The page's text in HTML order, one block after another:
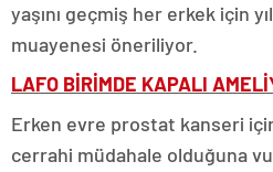
yaşını geçmiş her erkek için
muayenesi öneriliyor.
LAFO BİRİMDE KAPALI
Erken evre prostat kanseri
cerrahi müdahale olduğuna